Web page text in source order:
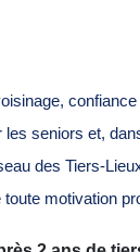
seniors et,
des Tiers-
motivation